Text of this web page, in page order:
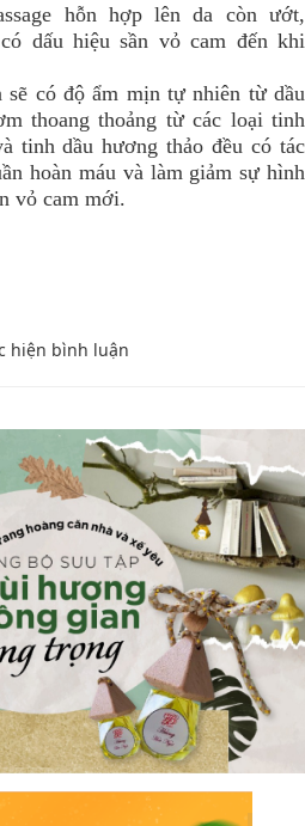
hỗn hợp lên da còn ướt,
dấu hiệu sần vỏ cam đến khi
có độ ẩm mịn tự nhiên từ dầu
thoang thoảng từ các loại tinh
tinh dầu hương thảo đều có tác
hoàn máu và làm giảm sự hình
vỏ cam mới.
hiện bình luận